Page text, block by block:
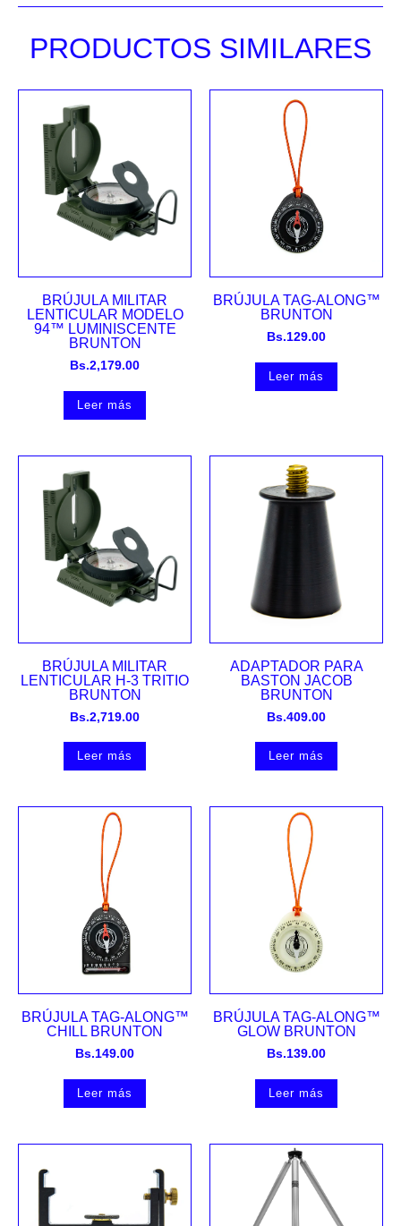
PRODUCTOS SIMILARES
BRÚJULA MILITAR
LENTICULAR MODELO
94™ LUMINISCENTE
BRUNTON
Bs.2,179.00
Leer más
BRÚJULA TAG-ALONG™
BRUNTON
Bs.129.00
Leer más
BRÚJULA MILITAR
LENTICULAR H-3 TRITIO
BRUNTON
Bs.2,719.00
Leer más
ADAPTADOR PARA
BASTON JACOB
BRUNTON
Bs.409.00
Leer más
BRÚJULA TAG-ALONG™
CHILL BRUNTON
Bs.149.00
Leer más
BRÚJULA TAG-ALONG™
GLOW BRUNTON
Bs.139.00
Leer más